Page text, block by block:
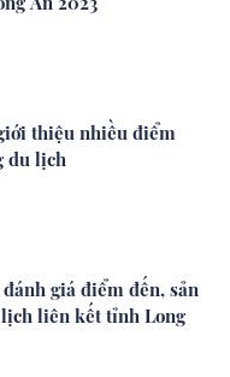
thiệu nhiều điểm
du lịch
giá điểm đến, sản
liên kết tỉnh Long